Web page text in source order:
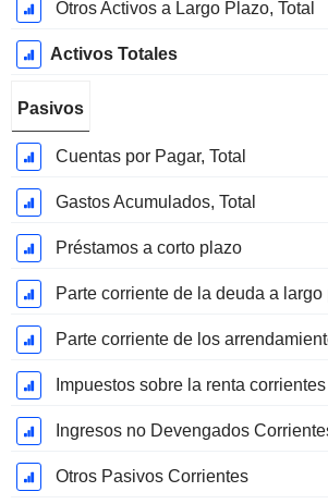
Otros Activos a Largo Plazo, Total
Activos Totales
Pasivos
Cuentas por Pagar, Total
Gastos Acumulados, Total
Préstamos a corto plazo
Parte corriente de la deuda a largo
Parte corriente de los
Impuestos sobre la renta
Ingresos no Devengados
Otros Pasivos Corrientes